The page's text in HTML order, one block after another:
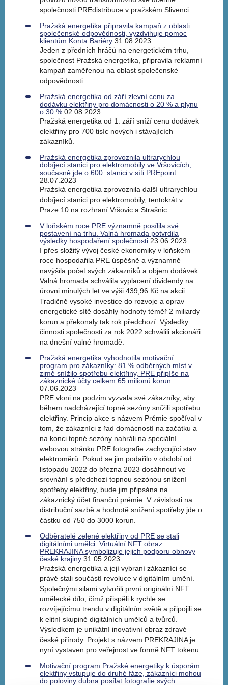
společnosti PREdistribuce v pražském Slivenci.
Pražská energetika připravila kampaň z oblasti
společenské odpovědnosti, vyzdvihuje pomoc
klientům Konta Bariéry 31.08.2023
Jeden z předních hráčů na energetickém trhu,
společnost Pražská energetika, připravila reklamní
kampaň zaměřenou na oblast společenské
odpovědnosti.
Pražská energetika od září zlevní cenu za
dodávku elektřiny pro domácnosti o 20 % a plynu
o 30 % 02.08.2023
Pražská energetika od 1. září sníží cenu dodávek
elektřiny pro 700 tisíc nových i stávajících
zákazníků.
Pražská energetika zprovoznila ultrarychlou
dobíjecí stanici pro elektromobily ve Vršovicích,
současně jde o 600. stanici v síti PREpoint
28.07.2023
Pražská energetika zprovoznila další ultrarychlou
dobíjecí stanici pro elektromobily, tentokrát v
Praze 10 na rozhraní Vršovic a Strašnic.
V loňském roce PRE významně posílila své
postavení na trhu. Valná hromada potvrdila
výsledky hospodaření společnosti 23.06.2023
I přes složitý vývoj české ekonomiky v loňském
roce hospodařila PRE úspěšně a významně
navýšila počet svých zákazníků a objem dodávek.
Valná hromada schválila vyplacení dividendy na
úrovni minulých let ve výši 439,96 Kč na akcii.
Tradičně vysoké investice do rozvoje a oprav
energetické sítě dosáhly hodnoty téměř 2 miliardy
korun a překonaly tak rok předchozí. Výsledky
činnosti společnosti za rok 2022 schválili akcionáři
na dnešní valné hromadě.
Pražská energetika vyhodnotila motivační
program pro zákazníky: 81 % odběrných míst v
zimě snížilo spotřebu elektřiny, PRE připíše na
zákaznické účty celkem 65 milionů korun
07.06.2023
PRE vloni na podzim vyzvala své zákazníky, aby
během nadcházející topné sezóny snížili spotřebu
elektřiny. Princip akce s názvem Prémie spočíval v
tom, že zákazníci z řad domácností na začátku a
na konci topné sezóny nahráli na speciální
webovou stránku PRE fotografie zachycující stav
elektroměrů. Pokud se jim podařilo v období od
listopadu 2022 do března 2023 dosáhnout ve
srovnání s předchozí topnou sezónou snížení
spotřeby elektřiny, bude jim připsána na
zákaznický účet finanční prémie. V závislosti na
distribuční sazbě a hodnotě snížení spotřeby jde o
částku od 750 do 3000 korun.
Odběratelé zelené elektřiny od PRE se stali
digitálními umělci: Virtuální NFT obraz
PREKRAJINA symbolizuje jejich podporu obnovy
české krajiny 31.05.2023
Pražská energetika a její vybraní zákazníci se
právě stali součástí revoluce v digitálním umění.
Společnými silami vytvořili první originální NFT
umělecké dílo, čímž přispěli k rychle se
rozvíjejícímu trendu v digitálním světě a připojili se
k elitní skupině digitálních umělců a tvůrců.
Výsledkem je unikátní inovativní obraz zdravé
české přírody. Projekt s názvem PREKRAJINA je
nyní vystaven pro veřejnost ve formě NFT tokenu.
Motivační program Pražské energetiky k úsporám
elektřiny vstupuje do druhé fáze, zákazníci mohou
do poloviny dubna posílat fotografie svých